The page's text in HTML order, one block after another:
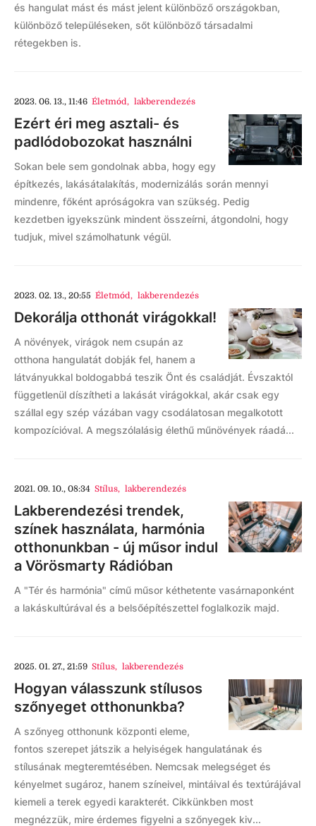
és hangulat mást és mást jelent különböző országokban,
különböző településeken, sőt különböző társadalmi
rétegekben is.
2023. 06. 13., 11:46 Életmód, lakberendezés
Ezért éri meg asztali- és
padlódobozokat használni
Sokan bele sem gondolnak abba, hogy egy
építkezés, lakásátalakítás, modernizálás során mennyi
mindenre, főként apróságokra van szükség. Pedig
kezdetben igyekszünk mindent összeírni, átgondolni, hogy
tudjuk, mivel számolhatunk végül.
2023. 02. 13., 20:55 Életmód, lakberendezés
Dekorálja otthonát virágokkal!
A növények, virágok nem csupán az
otthona hangulatát dobják fel, hanem a
látványukkal boldogabbá teszik Önt és családját. Évszaktól
függetlenül díszítheti a lakását virágokkal, akár csak egy
szállal egy szép vázában vagy csodálatosan megalkotott
kompozícióval. A megszólalásig élethű műnövények ráadá...
2021. 09. 10., 08:34 Stílus, lakberendezés
Lakberendezési trendek,
színek használata, harmónia
otthonunkban - új műsor indul
a Vörösmarty Rádióban
A "Tér és harmónia" című műsor kéthetente vasárnaponként
a lakáskultúrával és a belsőépítészettel foglalkozik majd.
2025. 01. 27., 21:59 Stílus, lakberendezés
Hogyan válasszunk stílusos
szőnyeget otthonunkba?
A szőnyeg otthonunk központi eleme,
fontos szerepet játszik a helyiségek hangulatának és
stílusának megteremtésében. Nemcsak melegséget és
kényelmet sugároz, hanem színeivel, mintáival és textúrájával
kiemeli a terek egyedi karakterét. Cikkünkben most
megnézzük, mire érdemes figyelni a szőnyegek kiv...